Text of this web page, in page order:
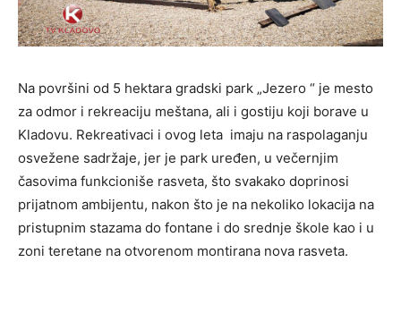
Na površini od 5 hektara gradski park „Jezero “ je mesto
za odmor i rekreaciju meštana, ali i gostiju koji borave u
Kladovu. Rekreativaci i ovog leta imaju na raspolaganju
osvežene sadržaje, jer je park uređen, u večernjim
časovima funkcioniše rasveta, što svakako doprinosi
prijatnom ambijentu, nakon što je na nekoliko lokacija na
pristupnim stazama do fontane i do srednje škole kao i u
zoni teretane na otvorenom montirana nova rasveta.